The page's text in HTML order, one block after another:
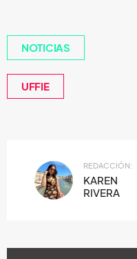
NOTICIAS
UFFIE
REDACCIÓN:
KAREN
RIVERA